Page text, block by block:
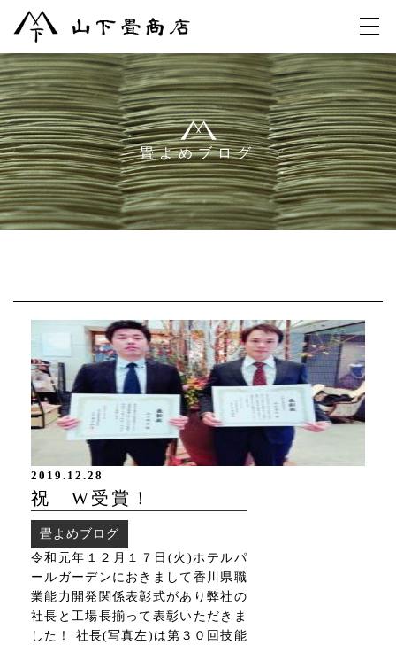
畳よめブログ
2019.12.28
祝 W受賞！
畳よめブログ
令和元年１２月１７日(火)ホテルパ
ールガーデンにおきまして香川県職
業能力開発関係表彰式があり弊社の
社長と工場長揃って表彰いただきま
した！ 社長(写真左)は第３０回技能